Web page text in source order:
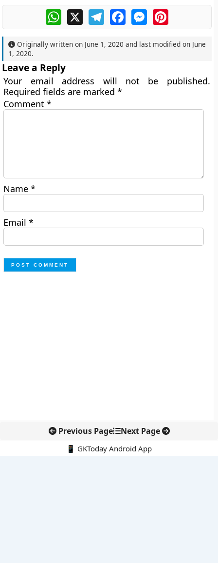
WhatsApp
X TelegramFacebookMessengerPinterest
Originally written on June 1, 2020 and last modified on June
1, 2020.
Leave a Reply
Your email address will not be published.
Required fields are marked*
Comment*
Name*
Email*
Previous Page Next Page
📱 GKToday Android App